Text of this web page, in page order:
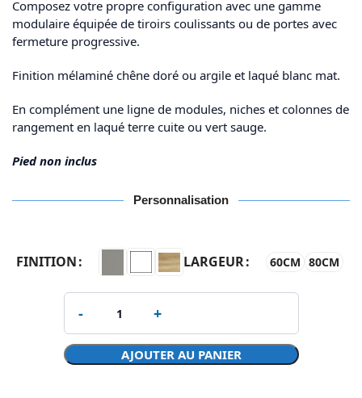
Composez votre propre configuration avec une gamme
modulaire équipée de tiroirs coulissants ou de portes avec
fermeture progressive.
Finition mélaminé chêne doré ou argile et laqué blanc mat.
En complément une ligne de modules, niches et colonnes de
rangement en laqué terre cuite ou vert sauge.
Pied non inclus
Personnalisation
FINITION LARGEUR 60CM 80CM
AJOUTER AU PANIER